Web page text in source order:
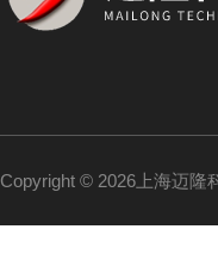
Copyright © 2026上海迈